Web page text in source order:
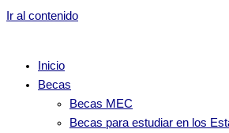
Ir al contenido
Inicio
Becas
Becas MEC
Becas para estudiar en los